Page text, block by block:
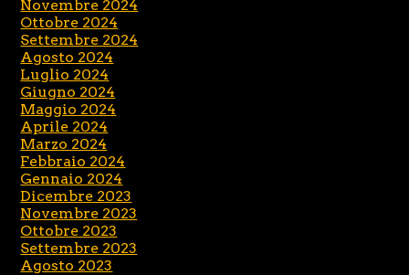
Novembre 2024
Ottobre 2024
Settembre 2024
Agosto 2024
Luglio 2024
Giugno 2024
Maggio 2024
Aprile 2024
Marzo 2024
Febbraio 2024
Gennaio 2024
Dicembre 2023
Novembre 2023
Ottobre 2023
Settembre 2023
Agosto 2023